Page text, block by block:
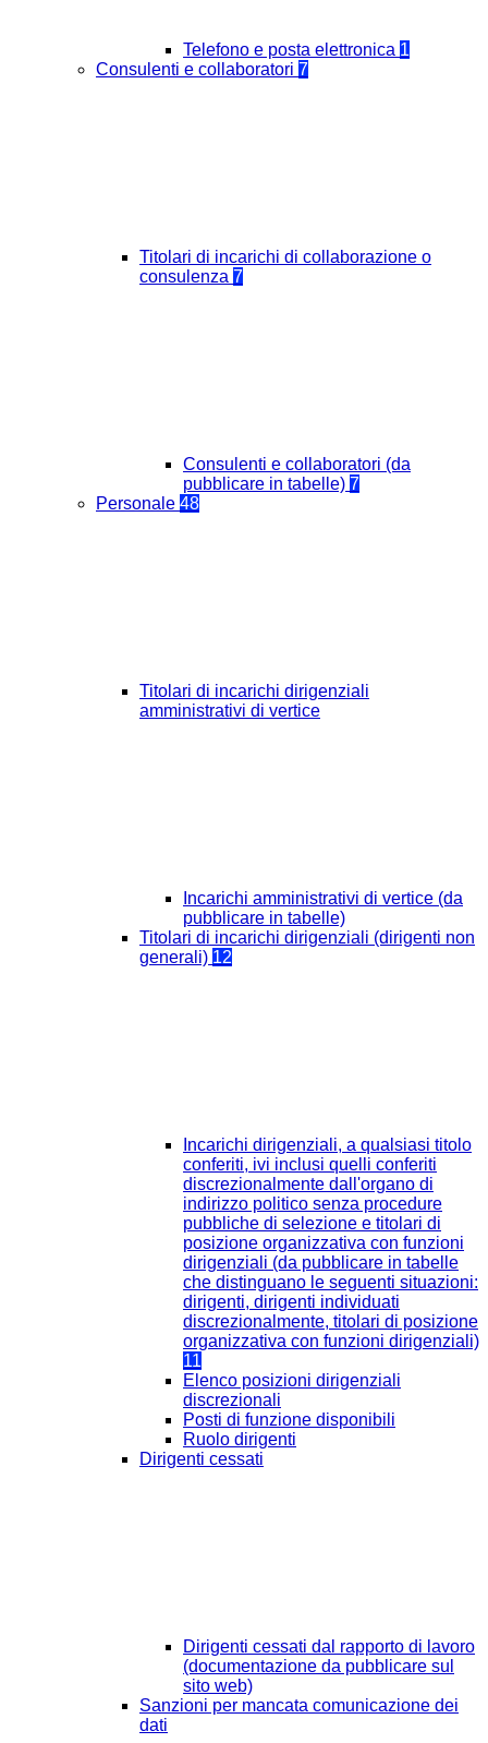
Telefono e posta elettronica 1
Consulenti e collaboratori 7
Titolari di incarichi di collaborazione o
consulenza 7
Consulenti e collaboratori (da
pubblicare in tabelle) 7
Personale 48
Titolari di incarichi dirigenziali
amministrativi di vertice
Incarichi amministrativi di vertice (da
pubblicare in tabelle)
Titolari di incarichi dirigenziali (dirigenti non
generali) 12
Incarichi dirigenziali, a qualsiasi titolo
conferiti, ivi inclusi quelli conferiti
discrezionalmente dall'organo di
indirizzo politico senza procedure
pubbliche di selezione e titolari di
posizione organizzativa con funzioni
dirigenziali (da pubblicare in tabelle
che distinguano le seguenti situazioni:
dirigenti, dirigenti individuati
discrezionalmente, titolari di posizione
organizzativa con funzioni dirigenziali)
11
Elenco posizioni dirigenziali
discrezionali
Posti di funzione disponibili
Ruolo dirigenti
Dirigenti cessati
Dirigenti cessati dal rapporto di lavoro
(documentazione da pubblicare sul
sito web)
Sanzioni per mancata comunicazione dei
dati